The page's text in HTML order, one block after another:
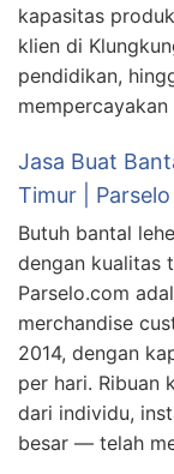
kapasitas
klien di
pendidikan,
Jasa Buat
Timur | Parselo
Butuh bantal
dengan kualitas
Parselo.com
merchandise
2014, dengan
per hari. Ribuan
dari individu,
besar — telah